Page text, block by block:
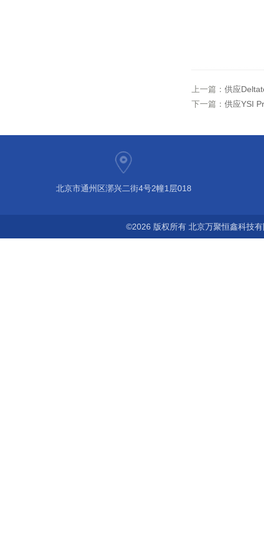
上一篇： 供应
下一篇： 供应YSI
北京市通州区漷兴二街4号2幢1层018
©2026 版权所有 北京万聚恒鑫科技